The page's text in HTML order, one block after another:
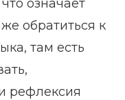
означает
обратиться к
там есть
рефлексия